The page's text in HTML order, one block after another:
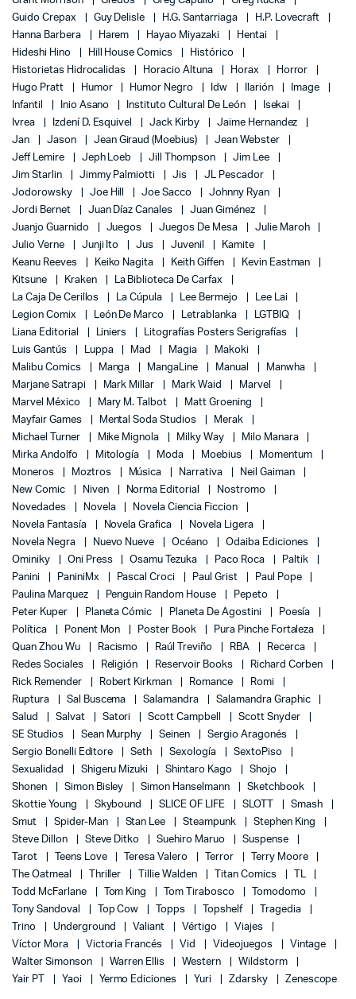
Guido Crepax
Guy Delisle H.G. Santarriaga
H.P. Lovecraft
Hanna Barbera
Harem Hayao Miyazaki
Hentai
Hideshi Hino
Hill House Comics
Histórico
Historietas Hidrocalidas
Horacio Altuna Horax
Horror
Hugo Pratt
Humor Humor Negro Idw Ilarión
Image
Infantil
Inio Asano Instituto Cultural De León
Isekai
Ivrea
Izdení D. Esquivel Jack Kirby
Jaime Hernandez
Jan
Jason Jean Giraud (Moebius)
Jean Webster
Jeff Lemire
Jeph Loeb Jill Thompson
Jim Lee
Jim Starlin
Jimmy Palmiotti Jis
JL Pescador
Jodorowsky
Joe Hill Joe Sacco
Johnny Ryan
Jordi Bernet
Juan Díaz Canales
Juan Giménez
Juanjo Guarnido
Juegos Juegos De Mesa
Julie Maroh
Julio Verne
Junji Ito Jus Juvenil
Kamite
Keanu Reeves
Keiko Nagita Keith Giffen
Kevin Eastman
Kitsune
Kraken
La Biblioteca De Carfax
La Caja De Cerillos
La Cúpula Lee Bermejo
Lee Lai
Legion Comix
León De Marco Letrablanka
LGTBIQ
Liana Editorial
Liniers
Litografías Posters Serigrafías
Luis Gantús
Luppa Mad Magia
Makoki
Malibu Comics
Manga MangaLine Manual
Manwha
Marjane Satrapi
Mark Millar Mark Waid
Marvel
Marvel México
Mary M. Talbot
Matt Groening
Mayfair Games
Mental Soda Studios
Merak
Michael Turner
Mike Mignola Milky Way
Milo Manara
Mirka Andolfo
Mitología Moda Moebius
Momentum
Moneros
Moztros Música Narrativa
Neil Gaiman
New Comic
Niven Norma Editorial
Nostromo
Novedades
Novela
Novela Ciencia Ficcion
Novela Fantasía
Novela Grafica
Novela Ligera
Novela Negra
Nuevo Nueve Océano
Odaiba Ediciones
Ominiky
Oni Press Osamu Tezuka Paco Roca
Paltik
Panini
PaniniMx Pascal Croci Paul Grist
Paul Pope
Paulina Marquez
Penguin Random House
Pepeto
Peter Kuper
Planeta Cómic Planeta De Agostini
Poesía
Política
Ponent Mon Poster Book
Pura Pinche Fortaleza
Quan Zhou Wu
Racismo Raúl Treviño RBA
Recerca
Redes Sociales
Religión Reservoir Books
Richard Corben
Rick Remender
Robert Kirkman Romance
Romi
Ruptura
Sal Buscema Salamandra
Salamandra Graphic
Salud
Salvat Satori Scott Campbell
Scott Snyder
SE Studios
Sean Murphy Seinen
Sergio Aragonés
Sergio Bonelli Editore
Seth Sexología
SextoPiso
Sexualidad
Shigeru Mizuki Shintaro Kago
Shojo
Shonen
Simon Bisley Simon Hanselmann
Sketchbook
Skottie Young
Skybound SLICE OF LIFE SLOTT
Smash
Smut
Spider-Man Stan Lee Steampunk
Stephen King
Steve Dillon
Steve Ditko Suehiro Maruo
Suspense
Tarot
Teens Love Teresa Valero Terror
Terry Moore
The Oatmeal
Thriller Tillie Walden Titan Comics
TL
Todd McFarlane
Tom King Tom Tirabosco
Tomodomo
Tony Sandoval
Top Cow Topps Topshelf
Tragedia
Trino
Underground Valiant Vértigo
Viajes
Víctor Mora
Victoria Francés Vid Videojuegos
Vintage
Walter Simonson
Warren Ellis Western
Wildstorm
Yair PT
Yaoi Yermo Ediciones Yuri Zdarsky Zenescope